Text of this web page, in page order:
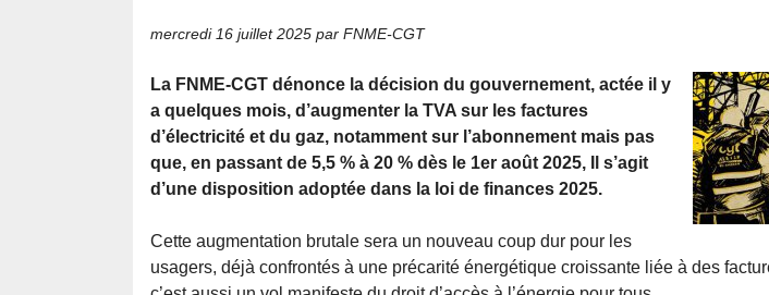
mercredi 16 juillet 2025 par FNME-CGT
La FNME-CGT dénonce la décision du gouvernement, actée il y
a quelques mois, d’augmenter la TVA sur les factures
d’électricité et du gaz, notamment sur l’abonnement mais pas
que, en passant de 5,5 % à 20 % dès le 1er août 2025, Il s’agit
d’une disposition adoptée dans la loi de finances 2025.
Cette augmentation brutale sera un nouveau coup dur pour les
usagers, déjà confrontés à une précarité énergétique croissante liée à des